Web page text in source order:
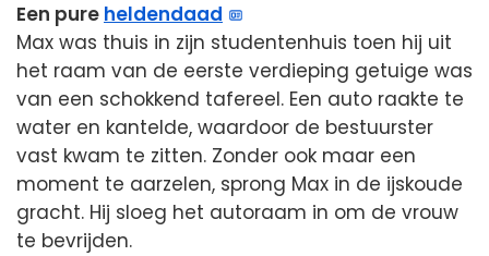
Een pure heldendaad
Max was thuis in zijn studentenhuis toen hij uit
het raam van de eerste verdieping getuige was
van een schokkend tafereel. Een auto raakte te
water en kantelde, waardoor de bestuurster
vast kwam te zitten. Zonder ook maar een
moment te aarzelen, sprong Max in de ijskoude
gracht. Hij sloeg het autoraam in om de vrouw
te bevrijden.